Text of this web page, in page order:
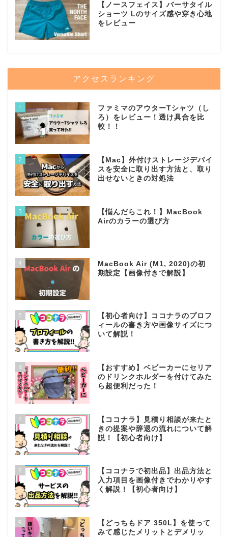
【ノースフェイス】バーサタイル
ショーツ Lのサイズ感や穿き心地
をレビュー
アクセスランキング
1
ファミマのアウターTシャツ（し
ろ）をレビュー！透け具合を比
較！！
2
【Mac】外付けストレージデバイ
スを安全に取り出す方法と、取り
出せないときの対処法
3
【悩んだらこれ！】MacBook
Airのカラーの選び方
4
MacBook Air (M1, 2020)の初
期設定【画像付きで解説】
5
【初心者向け】ココナラのプロフ
ィールの書き方や画像サイズにつ
いて解説！
6
【おすすめ】ベビーカーにセリア
のドリンクホルダーを付けてみた
ら超便利だった！
7
【ココナラ】見積り相談が来たと
きの提案や辞退の流れについて解
説！【初心者向け】
8
【ココナラで初出品】出品方法と
入力項目を画像付きでわかりやす
く解説！【初心者向け】
9
【どっちもドア 350L】を使って
みて感じたメリットとデメリッ